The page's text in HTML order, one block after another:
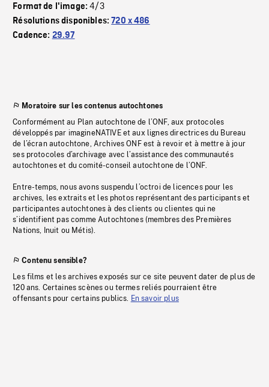
Format de l'image:4/3
Résolutions disponibles:720 x 486
Cadence: 29.97
Moratoire sur les contenus autochtones
Conformément au Plan autochtone de l’ONF, aux protocoles
développés par imagineNATIVE et aux lignes directrices du Bureau
de l’écran autochtone, Archives ONF est à revoir et à mettre à jour
ses protocoles d’archivage avec l’assistance des communautés
autochtones et du comité-conseil autochtone de l’ONF.
Entre-temps, nous avons suspendu l’octroi de licences pour les
archives, les extraits et les photos représentant des participants et
participantes autochtones à des clients ou clientes qui ne
s’identifient pas comme Autochtones (membres des Premières
Nations, Inuit ou Métis).
Contenu sensible?
Les films et les archives exposés sur ce site peuvent dater de plus de
120 ans. Certaines scènes ou termes reliés pourraient être
offensants pour certains publics. En savoir plus